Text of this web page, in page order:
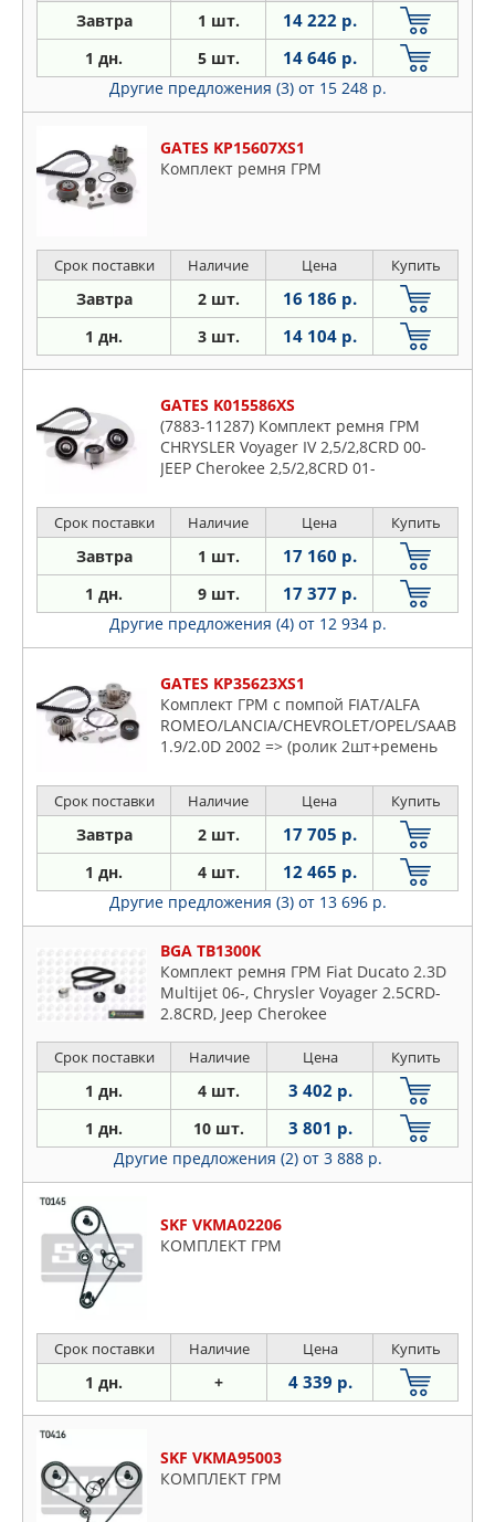
Завтра 1 шт. 14 222 р.
1 дн. 5 шт. 14 646 р.
Другие предложения (3) от 15 248 р.
GATES KP15607XS1
Комплект ремня ГРМ
Срок поставки Наличие Цена Купить
Завтра 2 шт. 16 186 р.
1 дн. 3 шт. 14 104 р.
GATES K015586XS
(7883-11287) Комплект ремня ГРМ
CHRYSLER Voyager IV 2,5/2,8CRD 00-
JEEP Cherokee 2,5/2,8CRD 01-
Срок поставки Наличие Цена Купить
Завтра 1 шт. 17 160 р.
1 дн. 9 шт. 17 377 р.
Другие предложения (4) от 12 934 р.
GATES KP35623XS1
Комплект ГРМ с помпой FIAT/ALFA
ROMEO/LANCIA/CHEVROLET/OPEL/SAAB
1.9/2.0D 2002 => (ролик 2шт+ремень
Срок поставки Наличие Цена Купить
Завтра 2 шт. 17 705 р.
1 дн. 4 шт. 12 465 р.
Другие предложения (3) от 13 696 р.
BGA TB1300K
Комплект ремня ГРМ Fiat Ducato 2.3D
Multijet 06-, Chrysler Voyager 2.5CRD-
2.8CRD, Jeep Cherokee
Срок поставки Наличие Цена Купить
1 дн. 4 шт. 3 402 р.
1 дн. 10 шт. 3 801 р.
Другие предложения (2) от 3 888 р.
SKF VKMA02206
КОМПЛЕКТ ГРМ
Срок поставки Наличие Цена Купить
1 дн. + 4 339 р.
SKF VKMA95003
КОМПЛЕКТ ГРМ